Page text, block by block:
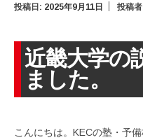
投稿日: 2025年9月11日 投稿
近畿大学の
ました。
こんにちは。KECの塾・予